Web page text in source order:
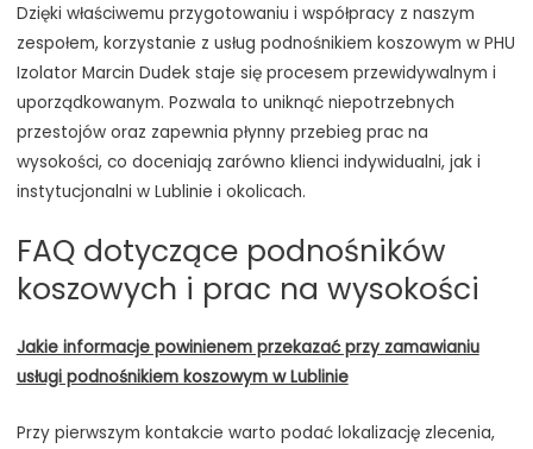
Dzięki właściwemu przygotowaniu i współpracy z naszym
zespołem, korzystanie z usług podnośnikiem koszowym w PHU
Izolator Marcin Dudek staje się procesem przewidywalnym i
uporządkowanym. Pozwala to uniknąć niepotrzebnych
przestojów oraz zapewnia płynny przebieg prac na
wysokości, co doceniają zarówno klienci indywidualni, jak i
instytucjonalni w Lublinie i okolicach.
FAQ dotyczące podnośników
koszowych i prac na wysokości
Jakie informacje powinienem przekazać przy zamawianiu
usługi podnośnikiem koszowym w Lublinie
Przy pierwszym kontakcie warto podać lokalizację zlecenia,